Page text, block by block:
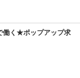
働く★ポップアップ求